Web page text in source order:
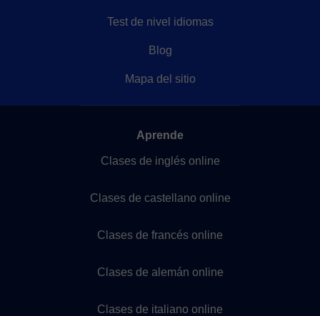
Test de nivel idiomas
Blog
Mapa del sitio
Aprende
Clases de inglés online
Clases de castellano online
Clases de francés online
Clases de alemán online
Clases de italiano online